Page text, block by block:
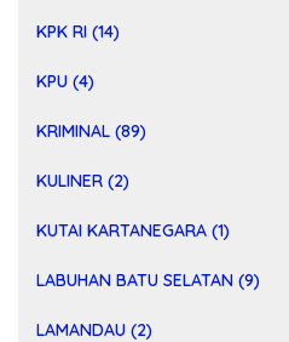
KPK RI (14)
KPU (4)
KRIMINAL (89)
KULINER (2)
KUTAI KARTANEGARA (1)
LABUHAN BATU SELATAN (9)
LAMANDAU (2)